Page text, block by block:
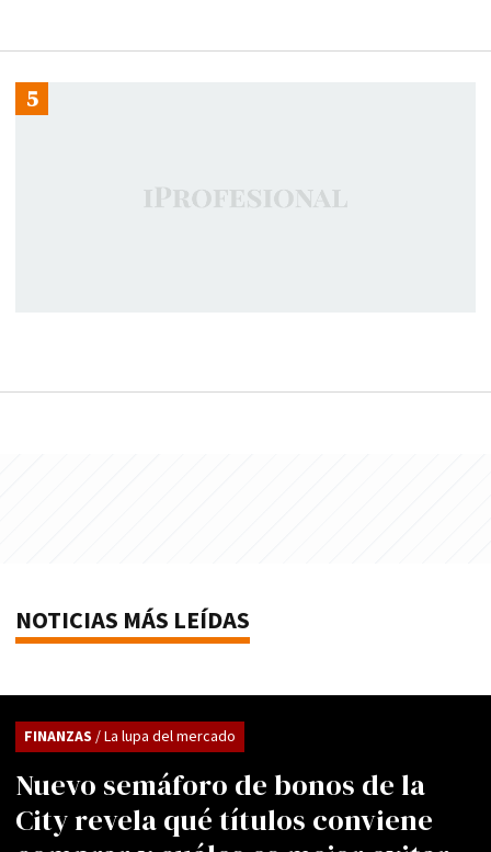
NOTICIAS MÁS LEÍDAS
Nuevo semáforo de bonos de la
City revela qué títulos conviene
FINANZAS / La lupa del mercado